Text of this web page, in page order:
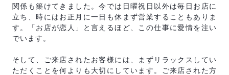
関係も築けてきました。今では日曜祝日以外は毎日お店に
立ち、時にはお正月に一日も休まず営業することもありま
す。「お店が恋人」と言えるほど、この仕事に愛情を注い
でいます。
そして、ご来店されたお客様には、まずリラックスしてい
ただくことを何よりも大切にしています。ご来店された方